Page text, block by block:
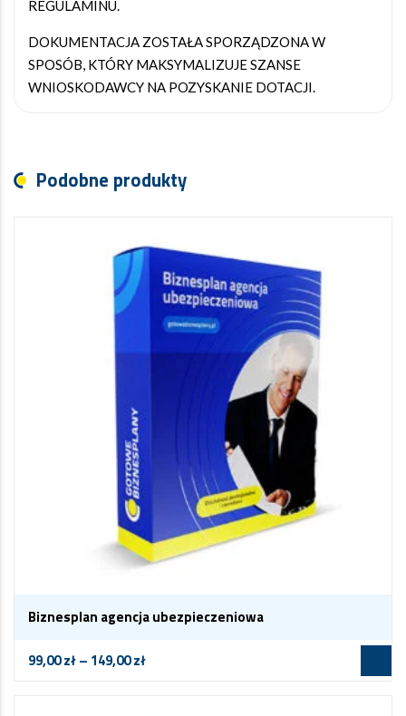
REGULAMINU.
DOKUMENTACJA ZOSTAŁA SPORZĄDZONA W
SPOSÓB, KTÓRY MAKSYMALIZUJE SZANSE
WNIOSKODAWCY NA POZYSKANIE DOTACJI.
Podobne produkty
Biznesplan agencja ubezpieczeniowa
99,00zł– 149,00zł